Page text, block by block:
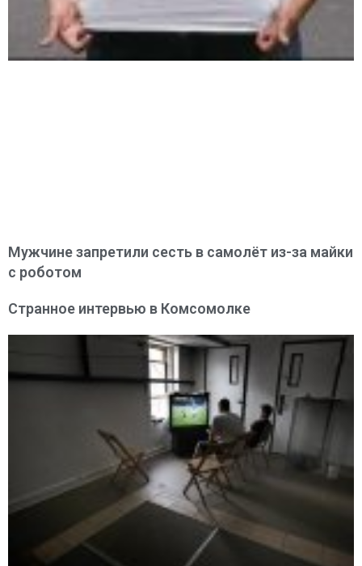
Мужчине запретили сесть в самолёт из-за майки
с роботом
Странное интервью в Комсомолке